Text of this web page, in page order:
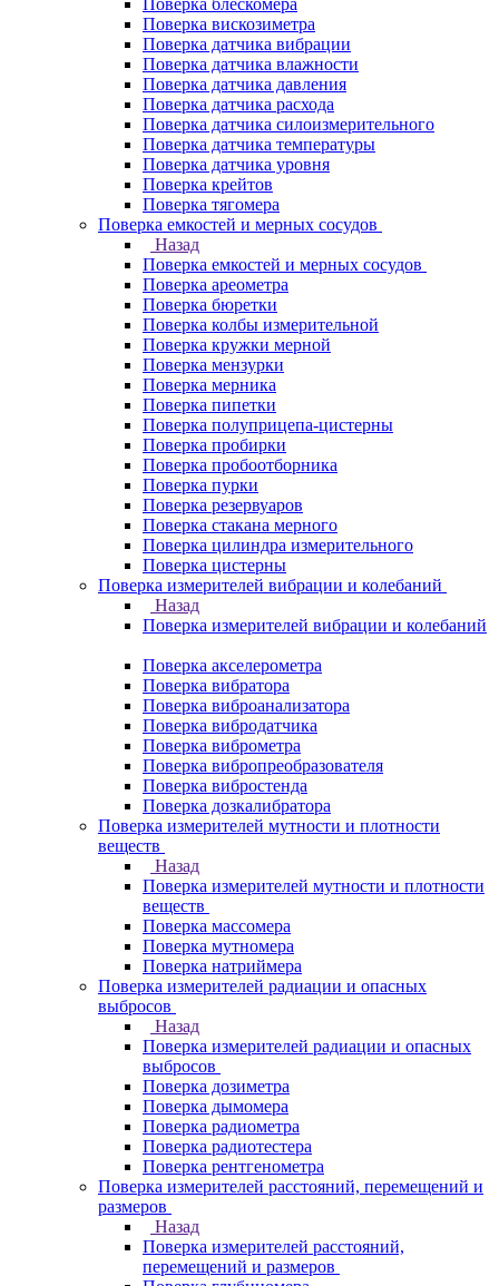
Поверка блескомера
Поверка вискозиметра
Поверка датчика вибрации
Поверка датчика влажности
Поверка датчика давления
Поверка датчика расхода
Поверка датчика силоизмерительного
Поверка датчика температуры
Поверка датчика уровня
Поверка крейтов
Поверка тягомера
Поверка емкостей и мерных сосудов
Назад
Поверка емкостей и мерных сосудов
Поверка ареометра
Поверка бюретки
Поверка колбы измерительной
Поверка кружки мерной
Поверка мензурки
Поверка мерника
Поверка пипетки
Поверка полуприцепа-цистерны
Поверка пробирки
Поверка пробоотборника
Поверка пурки
Поверка резервуаров
Поверка стакана мерного
Поверка цилиндра измерительного
Поверка цистерны
Поверка измерителей вибрации и колебаний
Назад
Поверка измерителей вибрации и колебаний
Поверка акселерометра
Поверка вибратора
Поверка виброанализатора
Поверка вибродатчика
Поверка виброметра
Поверка вибропреобразователя
Поверка вибростенда
Поверка дозкалибратора
Поверка измерителей мутности и плотности
веществ
Назад
Поверка измерителей мутности и плотности
веществ
Поверка массомера
Поверка мутномера
Поверка натриймера
Поверка измерителей радиации и опасных
выбросов
Назад
Поверка измерителей радиации и опасных
выбросов
Поверка дозиметра
Поверка дымомера
Поверка радиометра
Поверка радиотестера
Поверка рентгенометра
Поверка измерителей расстояний, перемещений и
размеров
Назад
Поверка измерителей расстояний,
перемещений и размеров